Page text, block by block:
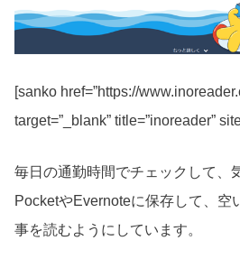
[sanko href=”https://
target=”_blank” title=”inoreader”
毎日の通勤時間でチェックして、
PocketやEvernoteに保存して、空
事を読むようにしています。